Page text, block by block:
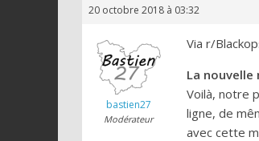
astuces
pour
mode
zombie
20 octobre 2018 à 03:32
bastien27
Modérateur
Via r/
La nouvelle
Voilà, notre
ligne, de
avec cette